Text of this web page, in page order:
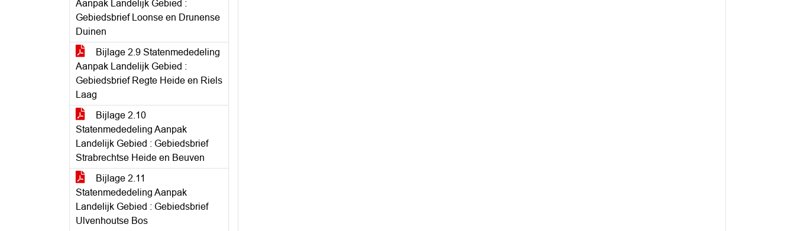
Aanpak Landelijk Gebied :
Gebiedsbrief Loonse en Drunense
Duinen
Bijlage 2.9 Statenmededeling
Aanpak Landelijk Gebied :
Gebiedsbrief Regte Heide en Riels
Laag
Bijlage 2.10
Statenmededeling Aanpak
Landelijk Gebied : Gebiedsbrief
Strabrechtse Heide en Beuven
Bijlage 2.11
Statenmededeling Aanpak
Landelijk Gebied : Gebiedsbrief
Ulvenhoutse Bos